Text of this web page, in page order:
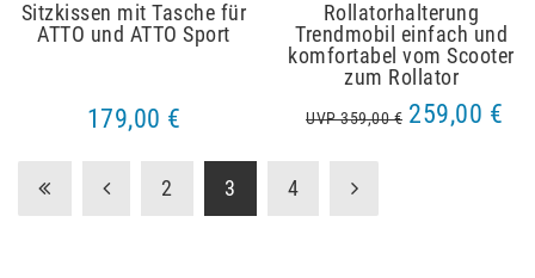
Sitzkissen mit Tasche für
ATTO und ATTO Sport
179,00 €
Rollatorhalterung
Trendmobil einfach und
komfortabel vom Scooter
zum Rollator
UVP 359,00 € 259,00 €
2 3 4